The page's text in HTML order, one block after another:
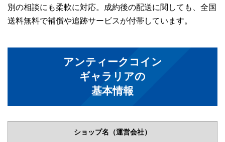
別の相談にも柔軟に対応。成約後の配送に関しても、全国
送料無料で補償や追跡サービスが付帯しています。
アンティークコイン
ギャラリアの
基本情報
ショップ名（運営会社）